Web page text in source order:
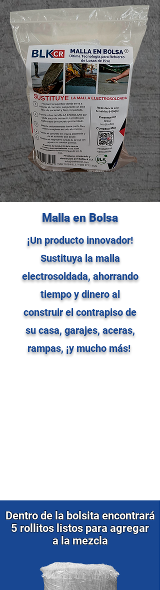
Malla en Bolsa
¡Un producto innovador!
Sustituya la malla
electrosoldada, ahorrando
tiempo y dinero al
construir el contrapiso de
su casa, garajes, aceras,
rampas, ¡y mucho más!
Dentro de la bolsita encontrará
5 rollitos listos para agregar
a la mezcla